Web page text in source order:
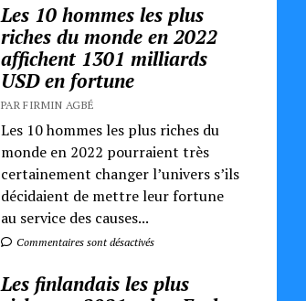
Les 10 hommes les plus
riches du monde en 2022
affichent 1301 milliards
USD en fortune
PAR FIRMIN AGBÉ
Les 10 hommes les plus riches du
monde en 2022 pourraient très
certainement changer l’univers s’ils
décidaient de mettre leur fortune
au service des causes...
Commentaires sont désactivés
Les finlandais les plus